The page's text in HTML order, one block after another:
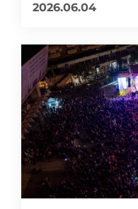
2026.06.04